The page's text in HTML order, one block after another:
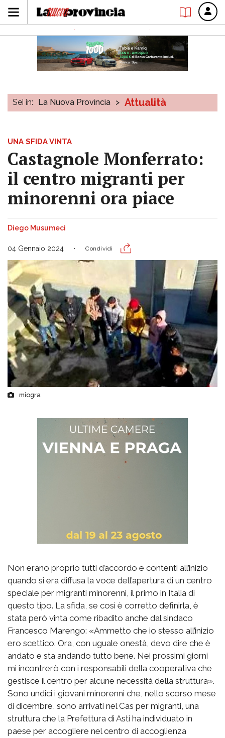
Sei in: La Nuova Provincia > Attualità
UNA SFIDA VINTA
Castagnole Monferrato:
il centro migranti per
minorenni ora piace
Diego Musumeci
04 Gennaio 2024 Condividi
miogra
Non erano proprio tutti d’accordo e contenti all’inizio
quando si era diffusa la voce dell’apertura di un centro
speciale per migranti minorenni, il primo in Italia di
questo tipo. La sfida, se così è corretto definirla, è
stata però vinta come ribadito anche dal sindaco
Francesco Marengo: «Ammetto che io stesso all’inizio
ero scettico. Ora, con uguale onestà, devo dire che è
andato e sta andando tutto bene. Nei prossimi giorni
mi incontrerò con i responsabili della cooperativa che
gestisce il centro per alcune necessità della struttura».
Sono undici i giovani minorenni che, nello scorso mese
di dicembre, sono arrivati nel Cas per migranti, una
struttura che la Prefettura di Asti ha individuato in
paese per accogliere nel centro di accoglienza